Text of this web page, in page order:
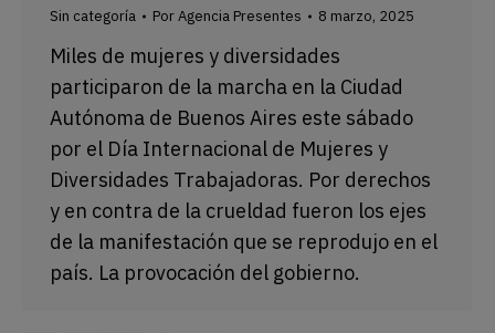
Sin categoría PorAgencia Presentes 8 marzo, 2025
Miles de mujeres y diversidades
participaron de la marcha en la Ciudad
Autónoma de Buenos Aires este sábado
por el Día Internacional de Mujeres y
Diversidades Trabajadoras. Por derechos
y en contra de la crueldad fueron los ejes
de la manifestación que se reprodujo en el
país. La provocación del gobierno.